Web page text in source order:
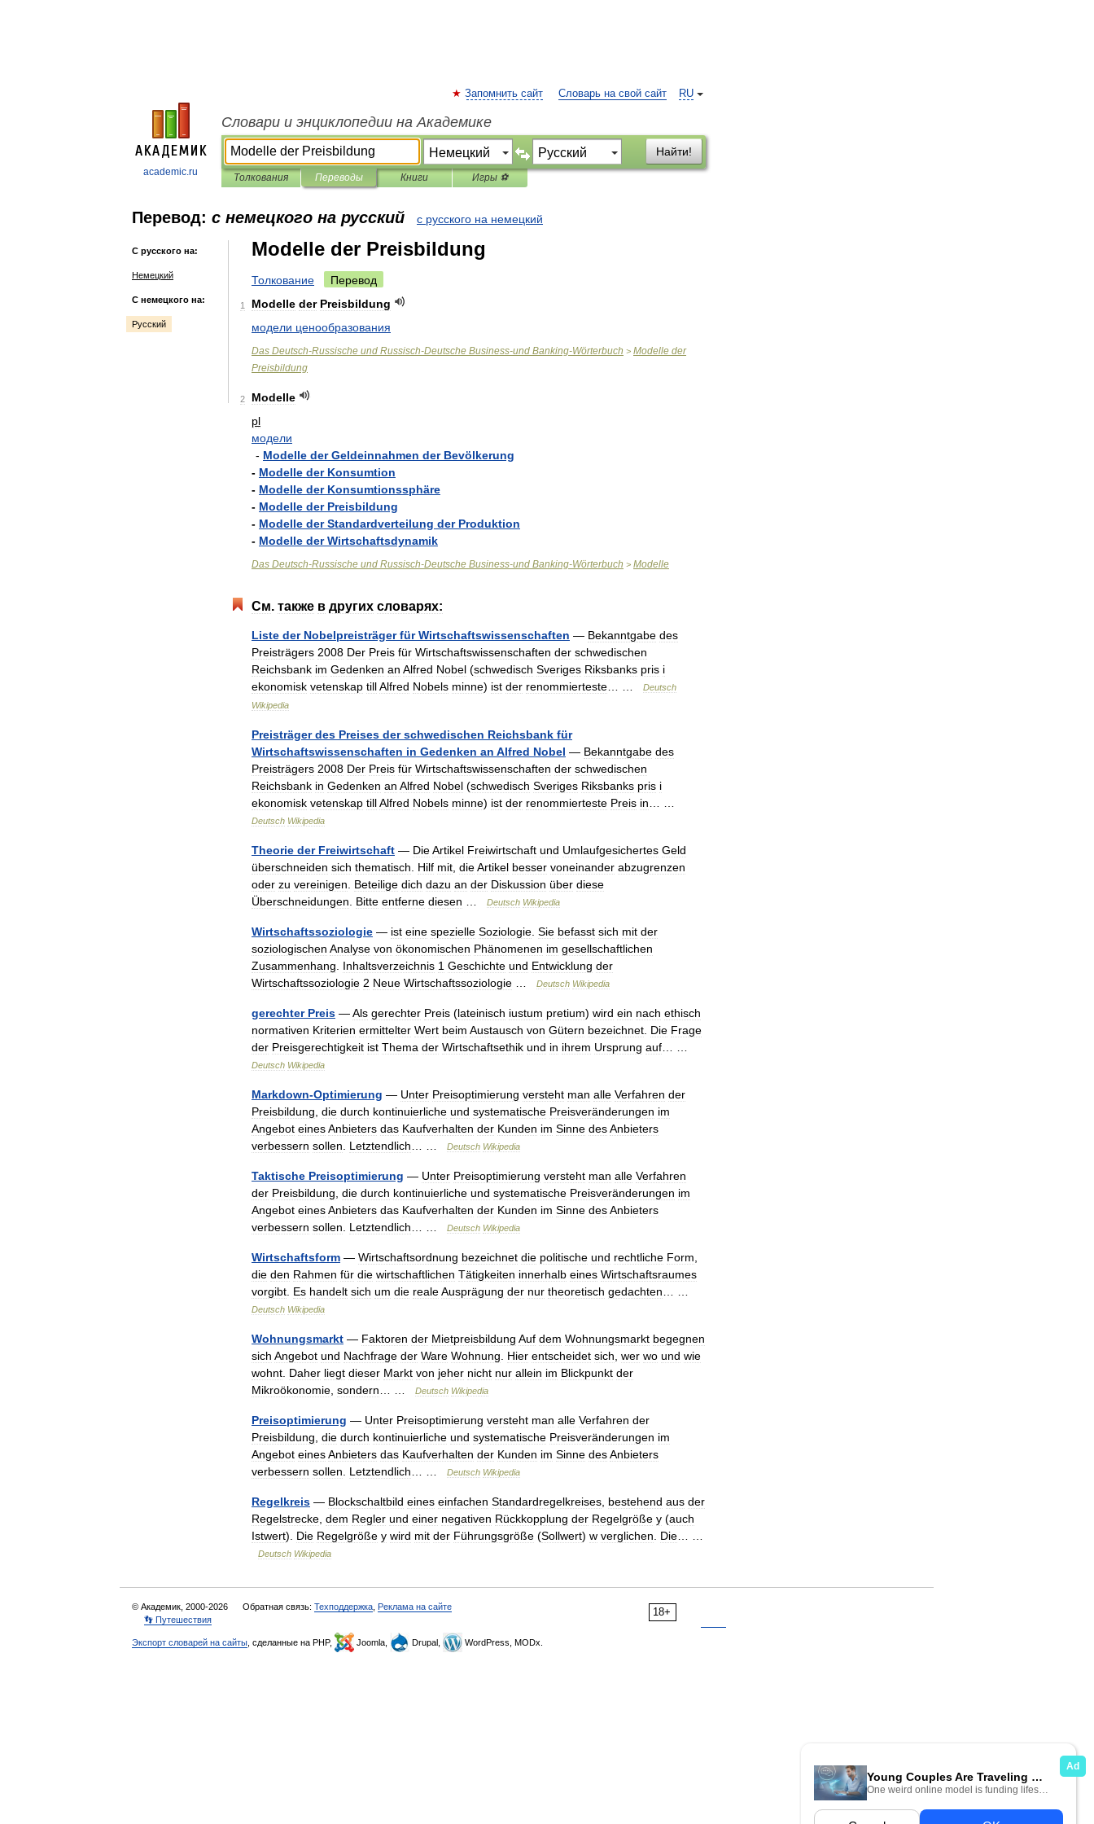
academic.ru
RU
Запомнить сайт Словарь на свой сайт
Словари и энциклопедии на Академике
Найти!
Толкования Переводы Книги Игры ⚽
Перевод: с немецкого на русский с русского на немецкий
С русского на:
Немецкий
С немецкого на:
Русский
Modelle der Preisbildung
Толкование Перевод
1 Modelle der Preisbildung
модели ценообразования
Das Deutsch-Russische und Russisch-Deutsche Business-und Banking-Wörterbuch > Modelle der
Preisbildung
2
Modelle
pl
модели
- Modelle der Geldeinnahmen der Bevölkerung
- Modelle der Konsumtion
- Modelle der Konsumtionssphäre
- Modelle der Preisbildung
- Modelle der Standardverteilung der Produktion
- Modelle der Wirtschaftsdynamik
Das Deutsch-Russische und Russisch-Deutsche Business-und Banking-Wörterbuch > Modelle
См. также в других словарях:
Liste der Nobelpreisträger für Wirtschaftswissenschaften — Bekanntgabe des
Preisträgers 2008 Der Preis für Wirtschaftswissenschaften der schwedischen
Reichsbank im Gedenken an Alfred Nobel (schwedisch Sveriges Riksbanks pris i
ekonomisk vetenskap tillAlfred Nobels minne) ist der renommierteste
Deutsch
Wikipedia
Preisträger des Preises der schwedischen Reichsbank für
Wirtschaftswissenschaften in Gedenken an Alfred Nobel — Bekanntgabe des
Preisträgers 2008 Der Preis für Wirtschaftswissenschaften der schwedischen
Reichsbank in Gedenken an Alfred Nobel (schwedisch Sveriges Riksbanks pris i
ekonomisk vetenskap tillAlfred Nobels minne) ist der renommierteste Preis in
Deutsch Wikipedia
Theorie der Freiwirtschaft — DieArtikel Freiwirtschaft und Umlaufgesichertes Geld
überschneiden sich thematisch Hilf mit dieArtikel besser voneinander abzugrenzen
oder zu vereinigen Beteilige dich dazu an der Diskussion über diese
Überschneidungen
Bitte entferne diesen Deutsch Wikipedia
Wirtschaftssoziologie — ist eine spezielle Soziologie Sie befasst sich mit der
soziologischen Analyse von ökonomischen Phänomenen im gesellschaftlichen
Zusammenhang
Inhaltsverzeichnis 1 Geschichte und Entwicklung der
Wirtschaftssoziologie 2 Neue Wirtschaftssoziologie Deutsch Wikipedia
gerechter Preis —Als gerechter Preis (lateinisch iustum pretium) wird ein nach ethisch
normativen Kriterien ermittelter Wert beim Austausch von Gütern bezeichnet Die Frage
der Preisgerechtigkeit ist Thema der Wirtschaftsethik und in ihrem Ursprung auf
Deutsch Wikipedia
Markdown-Optimierung — Unter Preisoptimierung versteht man alle Verfahren der
Preisbildung die durch kontinuierliche und systematische Preisveränderungen im
Angebot einesAnbieters das Kaufverhalten der Kunden im Sinne desAnbieters
verbessern sollen Letztendlich Deutsch Wikipedia
Taktische Preisoptimierung — Unter Preisoptimierung versteht man alle Verfahren
der Preisbildung die durch kontinuierliche und systematische Preisveränderungen im
Angebot einesAnbieters das Kaufverhalten der Kunden im Sinne desAnbieters
verbessern sollen Letztendlich Deutsch Wikipedia
Wirtschaftsform — Wirtschaftsordnung bezeichnet die politische und rechtliche Form
die den Rahmen für die wirtschaftlichen Tätigkeiten innerhalb eines Wirtschaftsraumes
vorgibt Es handelt sich um die realeAusprägung der nur theoretisch gedachten
Deutsch Wikipedia
Wohnungsmarkt — Faktoren der Mietpreisbildung Auf dem Wohnungsmarkt begegnen
sich Angebot und Nachfrage der Ware Wohnung Hier entscheidet sich wer wo und wie
wohnt Daher liegt dieser Markt von jeher nicht nur allein im Blickpunkt der
Mikroökonomie sondern Deutsch Wikipedia
Preisoptimierung — Unter Preisoptimierung versteht man alle Verfahren der
Preisbildung die durch kontinuierliche und systematische Preisveränderungen im
Angebot einesAnbieters das Kaufverhalten der Kunden im Sinne desAnbieters
verbessern sollen Letztendlich Deutsch Wikipedia
Regelkreis — Blockschaltbild eines einfachen Standardregelkreises bestehend aus der
Regelstrecke dem Regler und einer negativen Rückkopplung der Regelgröße y (auch
Istwert). Die Regelgröße y wird mit der Führungsgröße (Sollwert) w verglichen Die
Deutsch Wikipedia
18+
© Академик, 2000-2026 Обратная связь: Техподдержка Реклама на сайте
👣 Путешествия
Экспорт словарей на сайты , сделанные на PHP, Joomla, Drupal, WordPress, MODx.